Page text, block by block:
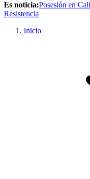
Es noticia:Posesión en Cali
Resistencia
Inicio